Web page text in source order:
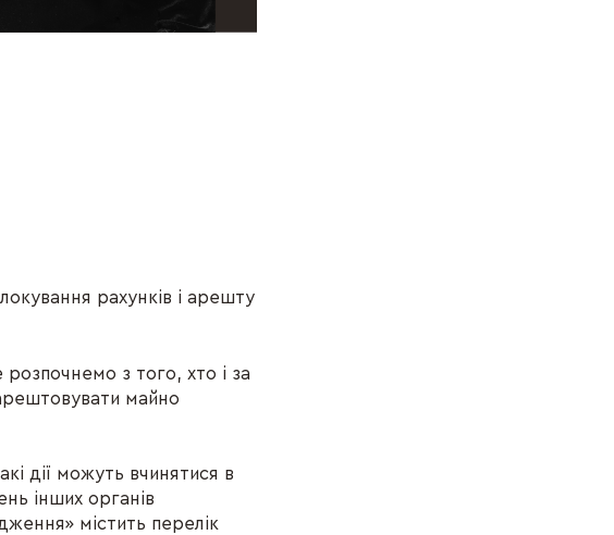
рахунків і арешту
з того, хто і за
майно
дії можуть вчинятися в
інших органів
містить перелік